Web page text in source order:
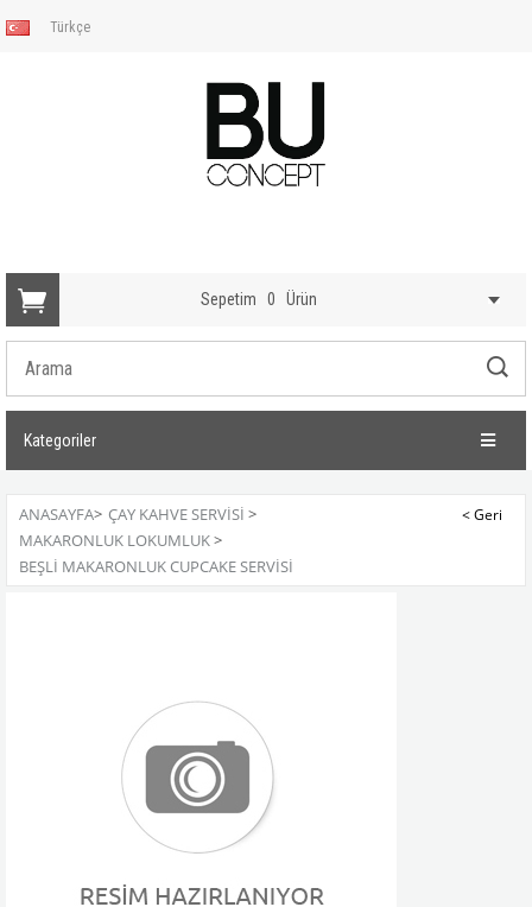
Türkçe
Sepetim 0 Ürün
Kategoriler
ANASAYFA> ÇAY KAHVE SERVISI >
MAKARONLUK LOKUMLUK>
BEŞLI MAKARONLUK CUPCAKE SERVISI